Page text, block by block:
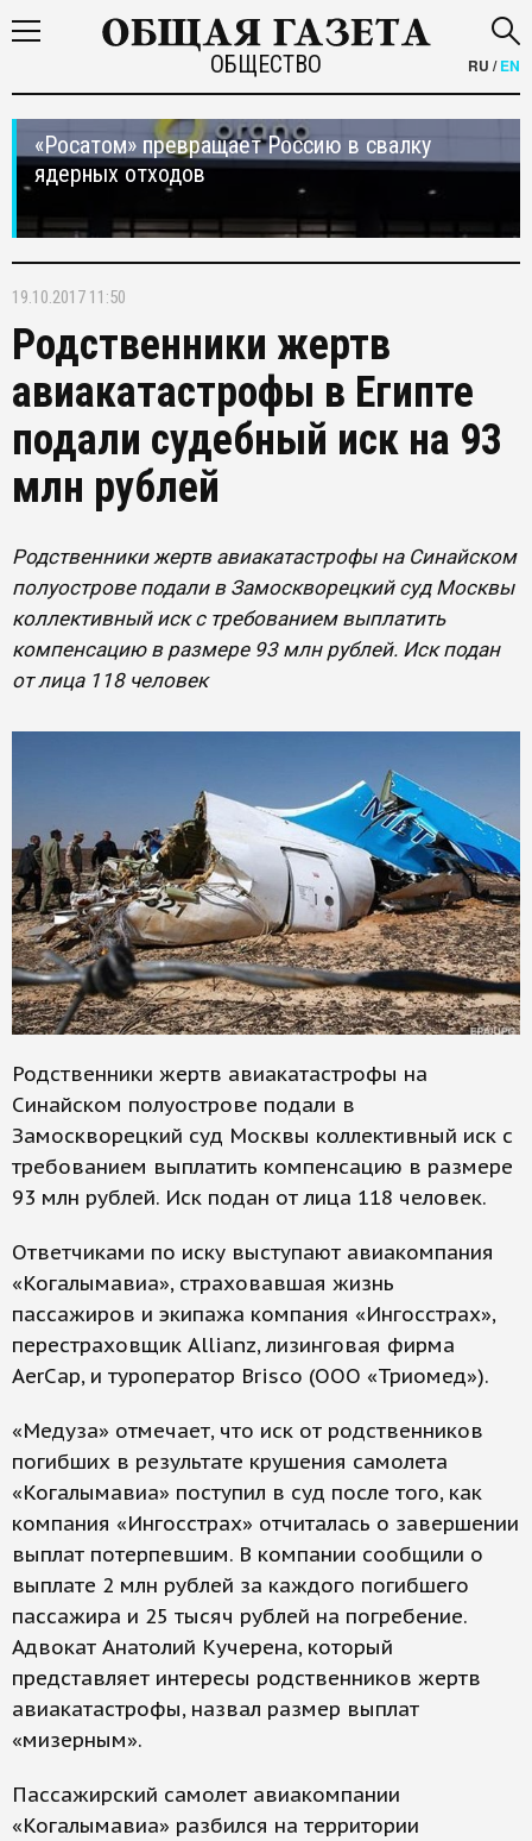
ОБЩЕСТВО RU /EN
«Росатом» превращает Россию в свалку
ядерных отходов
19.10.2017 11:50
Родственники жертв
авиакатастрофы в Египте
подали судебный иск на 93
млн рублей
Родственники жертв авиакатастрофы на Синайском
полуострове подали в Замоскворецкий суд Москвы
коллективный иск с требованием выплатить
компенсацию в размере 93 млн рублей. Иск подан
от лица 118 человек
Родственники жертв авиакатастрофы на
Синайском полуострове подали в
Замоскворецкий суд Москвы коллективный иск с
требованием выплатить компенсацию в размере
93 млн рублей. Иск подан от лица 118 человек.
Ответчиками по иску выступают авиакомпания
«Когалымавиа», страховавшая жизнь
пассажиров и экипажа компания «Ингосстрах»,
перестраховщик Allianz, лизинговая фирма
AerCap, и туроператор Brisco (ООО «Триомед»).
«Медуза» отмечает, что иск от родственников
погибших в результате крушения самолета
«Когалымавиа» поступил в суд после того, как
компания «Ингосстрах» отчиталась о завершении
выплат потерпевшим. В компании сообщили о
выплате 2 млн рублей за каждого погибшего
пассажира и 25 тысяч рублей на погребение.
Адвокат Анатолий Кучерена, который
представляет интересы родственников жертв
авиакатастрофы, назвал размер выплат
«мизерным».
Пассажирский самолет авиакомпании
«Когалымавиа» разбился на территории